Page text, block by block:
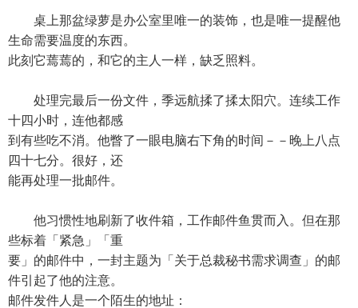
桌上那盆绿萝是办公室里唯一的装饰，也是唯一提醒他
生命需要温度的东西。
此刻它蔫蔫的，和它的主人一样，缺乏照料。
处理完最后一份文件，季远航揉了揉太阳穴。连续工作
十四小时，连他都感
到有些吃不消。他瞥了一眼电脑右下角的时间－－晚上八点
四十七分。很好，还
能再处理一批邮件。
他习惯性地刷新了收件箱，工作邮件鱼贯而入。但在那
些标着「紧急」「重
要」的邮件中，一封主题为「关于总裁秘书需求调查」的邮
件引起了他的注意。
邮件发件人是一个陌生的地址：